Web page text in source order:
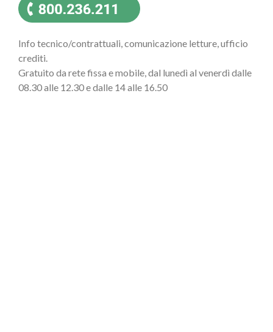
Info tecnico/contrattuali, comunicazione letture, ufficio
crediti.
Gratuito da rete fissa e mobile, dal lunedì al venerdì dalle
08.30 alle 12.30 e dalle 14 alle 16.50